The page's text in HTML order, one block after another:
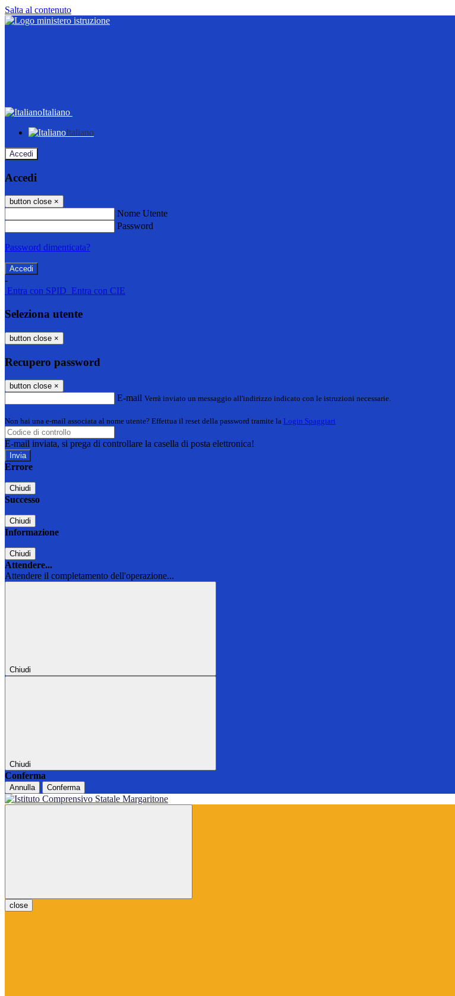
Salta al contenuto
Italiano
Italiano
Accedi
Accedi
button close ×
Nome Utente
Password
Password dimenticata?
-
Entra con SPID Entra con CIE
Seleziona utente
button close ×
Recupero password
button close ×
E-mail Verrà inviato un messaggio all'indirizzo indicato con le istruzioni necessarie.
Non hai una e-mail associata al nome utente? Effettua il reset della password tramite la Login Spaggiari
E-mail inviata, si prega di controllare la casella di posta elettronica!
Errore
Chiudi
Successo
Chiudi
Informazione
Chiudi
Attendere...
Attendere il completamento dell'operazione...
Chiudi
Chiudi
Conferma
Annulla Conferma
close